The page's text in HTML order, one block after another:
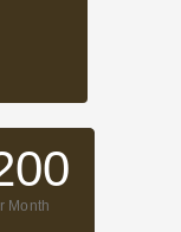
Month